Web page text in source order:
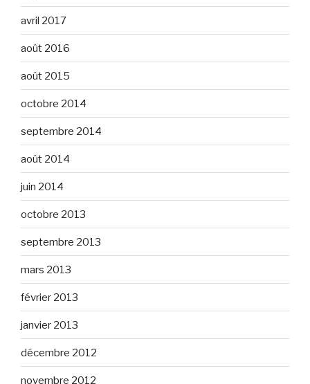
avril 2017
août 2016
août 2015
octobre 2014
septembre 2014
août 2014
juin 2014
octobre 2013
septembre 2013
mars 2013
février 2013
janvier 2013
décembre 2012
novembre 2012